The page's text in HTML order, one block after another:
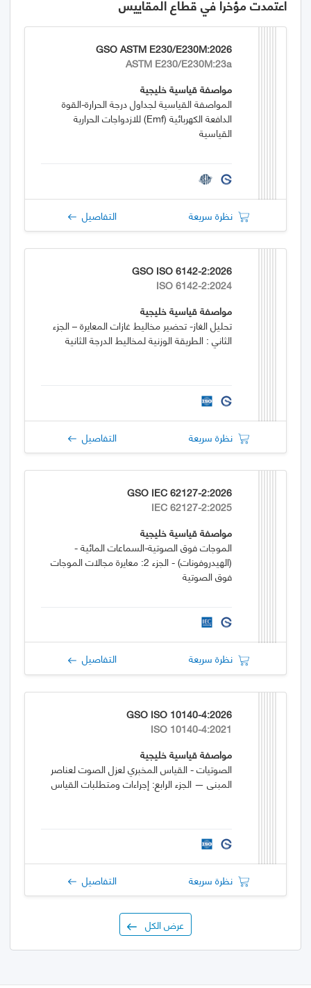
اعتمدت مؤخراً في قطاع المقاييس
GSO ASTM E230/E230M:2026
ASTM E230/E230M:23a
مواصفة قياسية خليجية
المواصفة القياسية لجداول درجة الحرارة-القوة
الدافعة الكهربائية (emf) للازدواجات الحرارية
القياسية
نظرة سريعة التفاصيل
GSO ISO 6142-2:2026
ISO 6142-2:2024
مواصفة قياسية خليجية
تحليل الغاز- تحضير مخاليط غازات المعايرة – الجزء
الثاني : الطريقة الوزنية لمخاليط الدرجة الثانية
نظرة سريعة التفاصيل
GSO IEC 62127-2:2026
IEC 62127-2:2025
مواصفة قياسية خليجية
الموجات فوق الصوتية-السماعات المائية -
(الهيدروفونات) - الجزء 2: معايرة مجالات الموجات
فوق الصوتية
نظرة سريعة التفاصيل
GSO ISO 10140-4:2026
ISO 10140-4:2021
مواصفة قياسية خليجية
الصوتيات - القياس المخبري لعزل الصوت لعناصر
المبنى — الجزء الرابع: إجراءات ومتطلبات القياس
نظرة سريعة التفاصيل
عرض الكل